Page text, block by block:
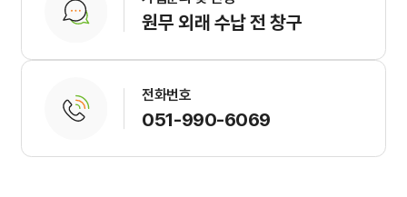
원무 외래 수납 전 창구
전화번호
051-990-6069